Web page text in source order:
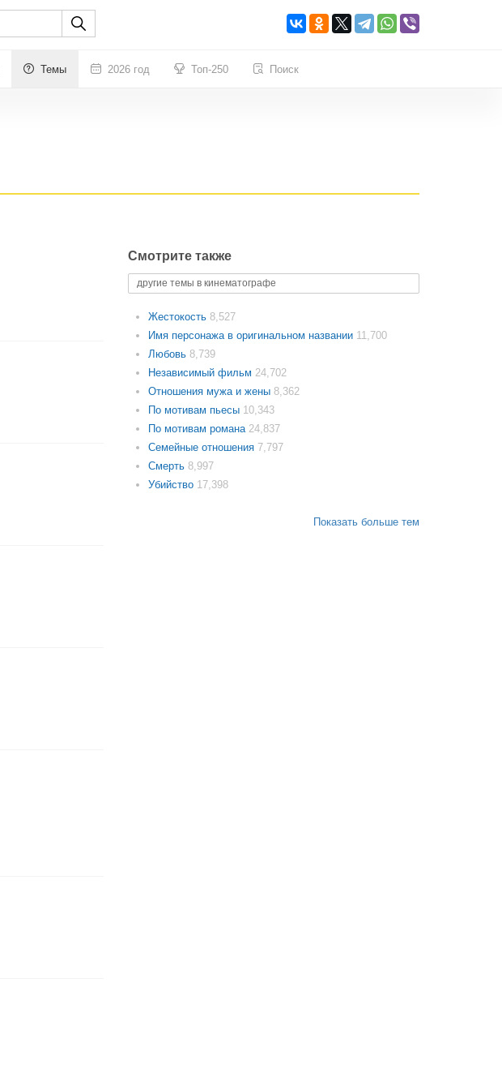
Темы 2026 год Топ-250 Поиск
Смотрите также
другие темы в кинематографе
Жестокость 8,527
Имя персонажа в оригинальном названии 11,700
Любовь 8,739
Независимый фильм 24,702
Отношения мужа и жены 8,362
По мотивам пьесы 10,343
По мотивам романа 24,837
Семейные отношения 7,797
Смерть 8,997
Убийство 17,398
Показать больше тем